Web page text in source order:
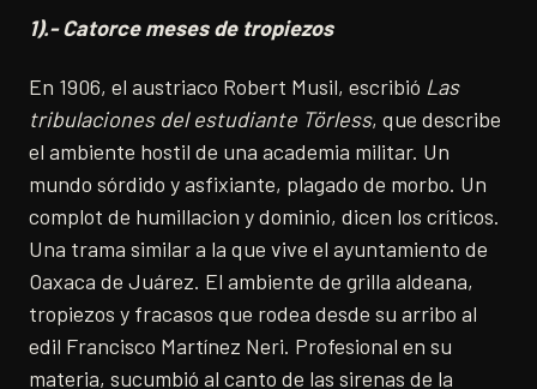
1).- Catorce meses de tropiezos
En 1906, el austriaco Robert Musil, escribió Las
tribulaciones del estudiante Törless, que describe
el ambiente hostil de una academia militar. Un
mundo sórdido y asfixiante, plagado de morbo. Un
complot de humillacion y dominio, dicen los críticos.
Una trama similar a la que vive el ayuntamiento de
Oaxaca de Juárez. El ambiente de grilla aldeana,
tropiezos y fracasos que rodea desde su arribo al
edil Francisco Martínez Neri. Profesional en su
materia, sucumbió al canto de las sirenas de la